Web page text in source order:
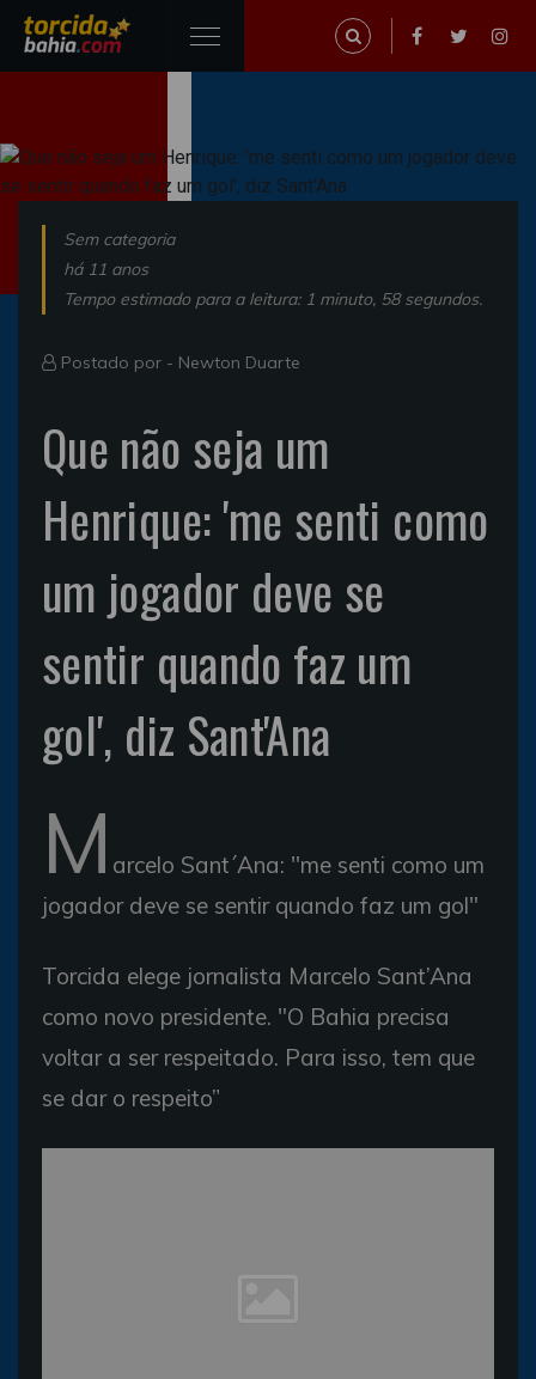
Sem categoria
há 11 anos
Tempo estimado para a leitura: 1 minuto, 58 segundos.
Postado por - Newton Duarte
Que não seja um
Henrique: 'me senti como
um jogador deve se
sentir quando faz um
gol', diz Sant'Ana
M arcelo Sant´Ana: "me senti como um
jogador deve se sentir quando faz um gol"
Torcida elege jornalista Marcelo Sant’Ana
como novo presidente. "O Bahia precisa
voltar a ser respeitado. Para isso, tem que
se dar o respeito”